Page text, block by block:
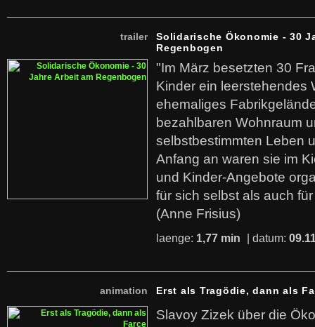
trailer
Solidarische Ökonomie - 30
Regenbogen
"Im März besetzten 30
Kinder ein leerstehendes
ehemaliges
bezahlbaren Wohnraum
selbstbestimmten Leben
Anfang an waren sie im
und Kinder-Angebote
für sich selbst als auch
(Anne Frisius)
laenge: 1,77 min | datum:
animation Erst als Tragödie, dann als
Slavoy Zizek über die